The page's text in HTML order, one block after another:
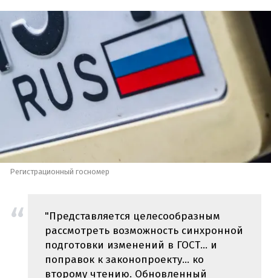
Регистрационный госномер
"Представляется целесообразным
рассмотреть возможность синхронной
подготовки изменений в ГОСТ… и
поправок к законопроекту… ко
второму чтению. Обновленный